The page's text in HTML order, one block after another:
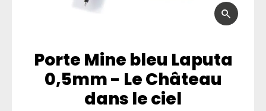
Porte Mine bleu Laputa
0,5mm - Le Château
dans le ciel